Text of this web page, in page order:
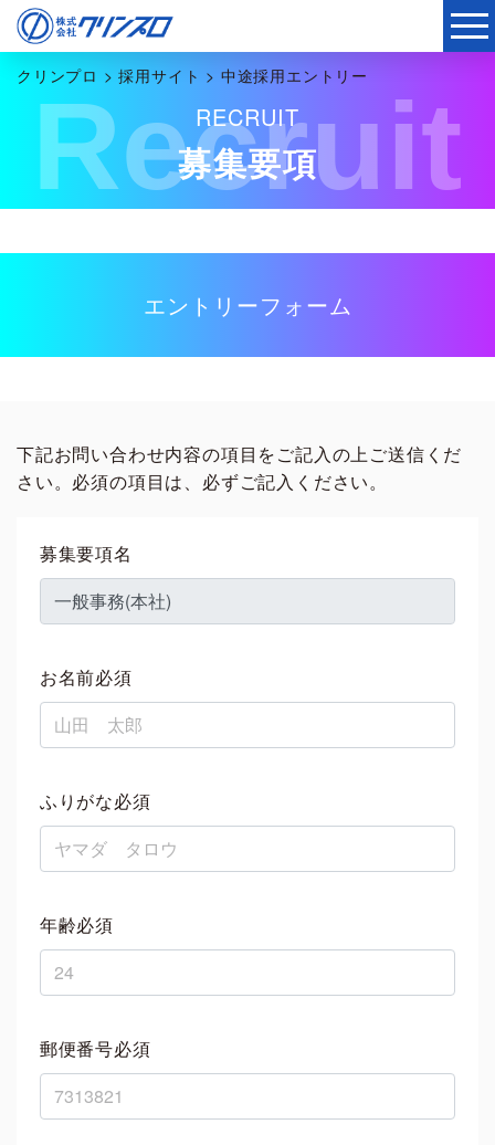
Recruit
クリンプロ >採用サイト > 中途採用エントリー
RECRUIT
募集要項
エントリーフォーム
下記お問い合わせ内容の項目をご記入の上ご送信くだ
さい。必須の項目は、必ずご記入ください。
募集要項名
お名前必須
ふりがな必須
年齢必須
郵便番号必須